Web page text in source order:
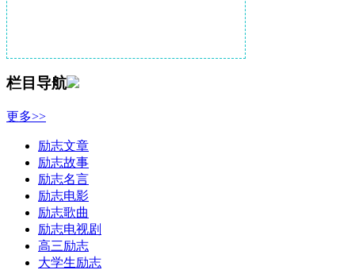
栏目导航
更多>>
励志文章
励志故事
励志名言
励志电影
励志歌曲
励志电视剧
高三励志
大学生励志